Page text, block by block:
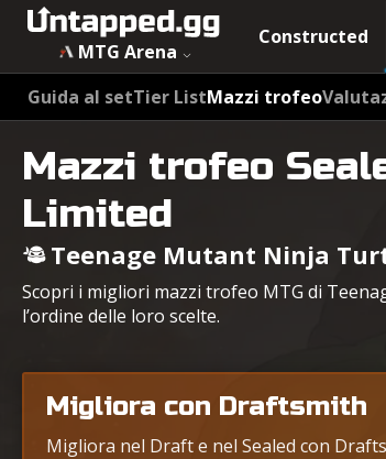
MTG Arena
Constructed
Guida al setTier ListMazzi trofeo
Mazzi trofeo
Limited
Teenage Mutant Ninja
Scopri i migliori mazzi trofeo MTG di
l’ordine delle loro scelte.
Migliora con Draftsmith
Migliora nel Draft e nel Sealed con